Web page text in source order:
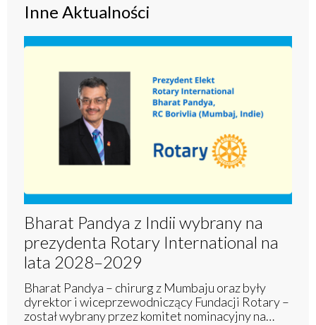
Inne Aktualności
Bharat Pandya z Indii wybrany na
prezydenta Rotary International na
lata 2028–2029
Bharat Pandya – chirurg z Mumbaju oraz były
dyrektor i wiceprzewodniczący Fundacji Rotary –
został wybrany przez komitet nominacyjny na…